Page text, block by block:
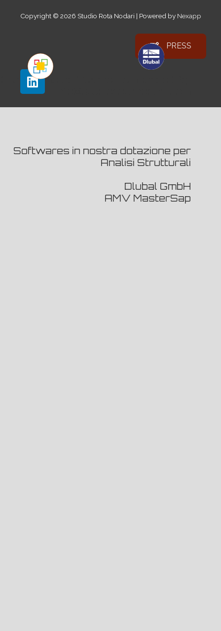
Ci troviamo ad Alzano Lombardo (Bg)
Softwares in nostra dotazione per
Analisi Strutturali
Dlubal GmbH
AMV MasterSap
Copyright © 2026 Studio Rota Nodari | Powered by Nexapp
PRESS